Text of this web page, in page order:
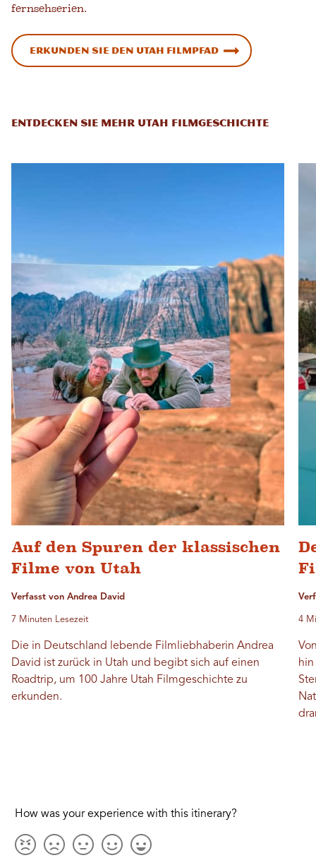
fernsehserien.
Erkunden Sie den Utah Filmpfad
ENTDECKEN SIE MEHR UTAH FILMGESCHICHTE
Auf den Spuren der klassischen
Filme von Utah
Verfasst von Andrea David
7 Minuten Lesezeit
Die in Deutschland lebende Filmliebhaberin Andrea
David ist zurück in Utah und begibt sich auf einen
Roadtrip, um 100 Jahre Utah Filmgeschichte zu
erkunden.
4